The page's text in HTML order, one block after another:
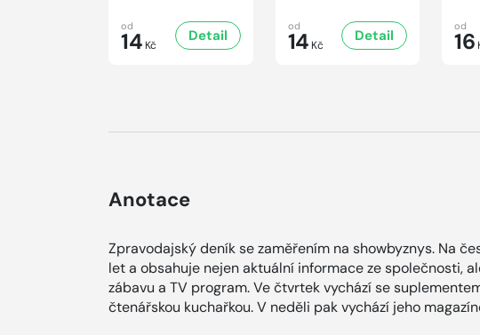
od
14 Kč
Detail
od
14 Kč
Detail
od
16
Anotace
Zpravodajský deník se zaměřením na showbyznys. Na
let a obsahuje nejen aktuální informace ze společnosti,
zábavu a TV program. Ve čtvrtek vychází se
čtenářskou kuchařkou. V neděli pak vychází jeho